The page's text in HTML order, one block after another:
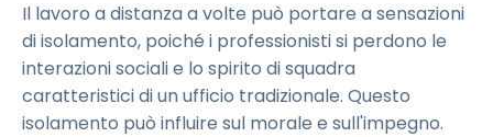
Il lavoro a distanza a volte può portare a sensazioni
di isolamento, poiché i professionisti si perdono le
interazioni sociali e lo spirito di squadra
caratteristici di un ufficio tradizionale. Questo
isolamento può influire sul morale e sull'impegno.